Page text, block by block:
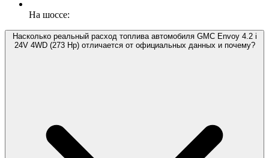
На шоссе:
Насколько реальный расход топлива автомобиля GMC Envoy 4.2 i
24V 4WD (273 Hp) отличается от официальных данных и почему?